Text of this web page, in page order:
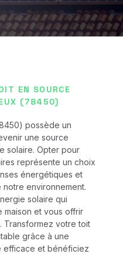
EN SOURCE
(78450)
possède un
une source
solaire. Opter pour
représente un choix
énergétiques et
environnement.
solaire qui
maison et vous offrir
Transformez votre toit
grâce à une
efficace et bénéficiez